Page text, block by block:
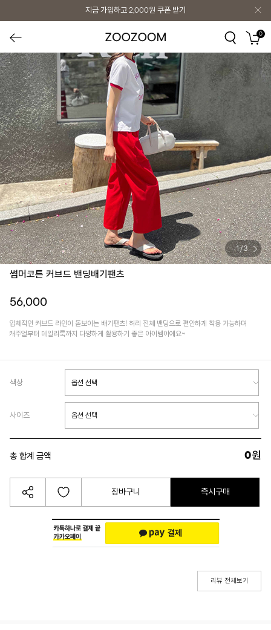
지금 가입하고 2,000원 쿠폰 받기
0
1 /3
썸머코튼 커브드 밴딩배기팬츠
56,000
입체적인 커브드 라인이 돋보이는 배기팬츠! 허리 전체 밴딩으로 편안하게 착용 가능하며
캐주얼부터 데일리룩까지 다양하게 활용하기 좋은 아이템이에요~
색상
사이즈
총 합계 금액 0원
장바구니 즉시구매
리뷰 전체보기